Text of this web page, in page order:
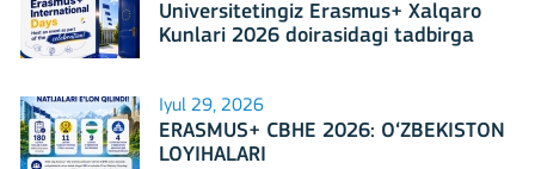
Universitetingiz Erasmus+ Xalqaro
Kunlari 2026 doirasidagi tadbirga
Iyul 29, 2026
ERASMUS+ CBHE 2026: O‘ZBEKISTON
LOYIHALARI